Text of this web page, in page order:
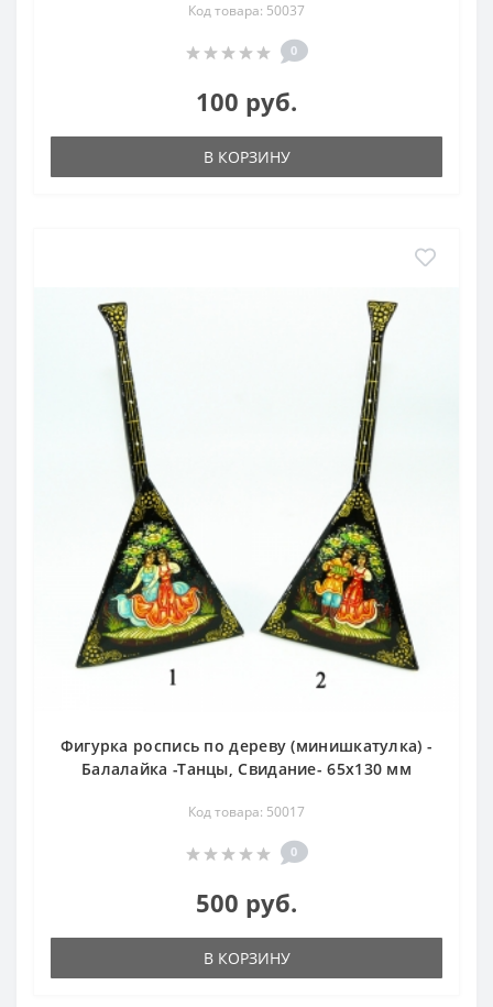
Код товара: 50037
0
100 руб.
В КОРЗИНУ
Фигурка роспись по дереву (минишкатулка) -
Балалайка -Танцы, Свидание- 65х130 мм
Код товара: 50017
0
500 руб.
В КОРЗИНУ